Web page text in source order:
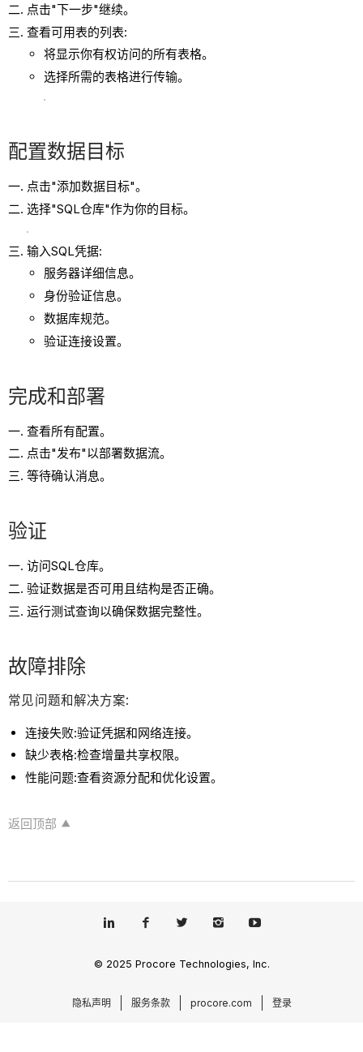
点击"下一步"继续。
查看可用表的列表:
将显示你有权访问的所有表格。
选择所需的表格进行传输。
配置数据目标
点击"添加数据目标"。
选择"SQL仓库"作为你的目标。
输入SQL凭据:
服务器详细信息。
身份验证信息。
数据库规范。
验证连接设置。
完成和部署
查看所有配置。
点击"发布"以部署数据流。
等待确认消息。
验证
访问SQL仓库。
验证数据是否可用且结构是否正确。
运行测试查询以确保数据完整性。
故障排除
常见问题和解决方案:
连接失败:验证凭据和网络连接。
缺少表格:检查增量共享权限。
性能问题:查看资源分配和优化设置。
返回顶部
© 2025 Procore Technologies, Inc.
隐私声明 服务条款 procore.com 登录